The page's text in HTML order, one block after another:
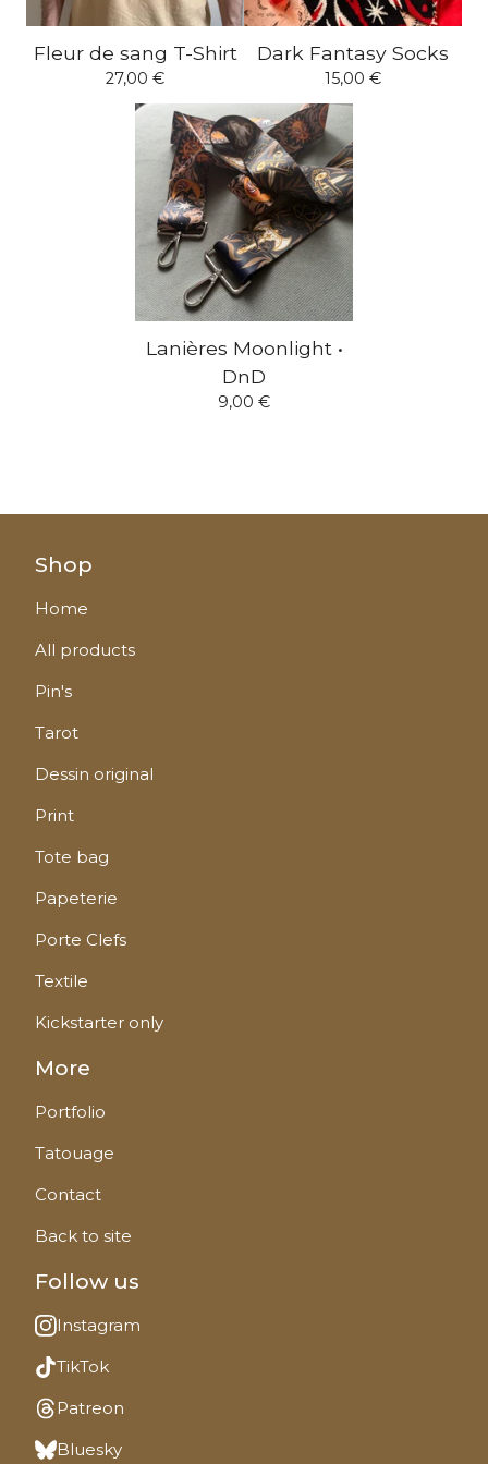
Fleur de sang T-Shirt
27,00 €
Dark Fantasy Socks
15,00 €
Lanières Moonlight •
DnD
9,00 €
Shop
Home
All products
Pin's
Tarot
Dessin original
Print
Tote bag
Papeterie
Porte Clefs
Textile
Kickstarter only
More
Portfolio
Tatouage
Contact
Back to site
Follow us
Instagram
TikTok
Patreon
Bluesky